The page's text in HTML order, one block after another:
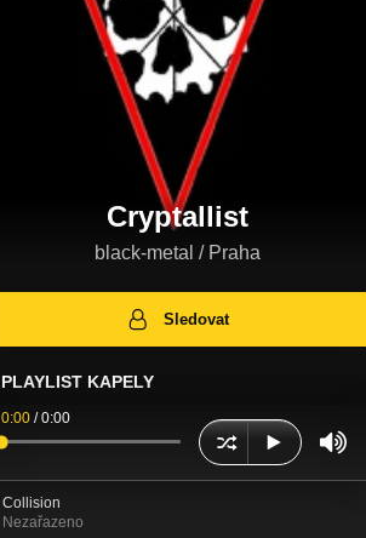
Cryptallist
black-metal / Praha
Sledovat
PLAYLIST KAPELY
0:00 /0:00
Collision
Nezařazeno